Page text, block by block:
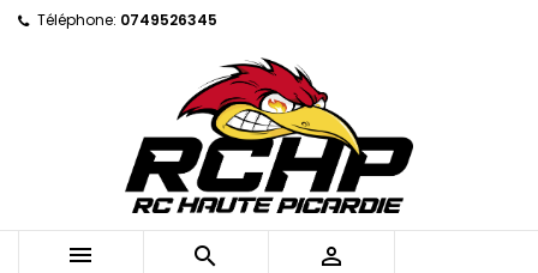
Téléphone: 0749526345
  